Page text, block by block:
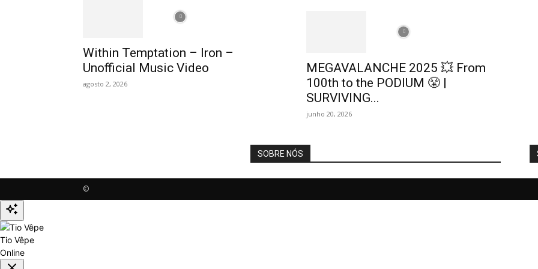
Within Temptation – Iron –
Unofficial Music Video
agosto 2, 2026
MEGAVALANCHE 2025 💥 From
100th to the PODIUM 😤 |
SURVIVING...
junho 20, 2026
SOBRE NÓS
©
Tio Vêpe
Online